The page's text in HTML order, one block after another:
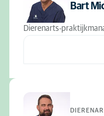
Bart
Dierenarts-